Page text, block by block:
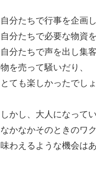
自分たちで行事を企画し
自分たちで必要な物資を
自分たちで声を出し集
物を売って騒いだり、
とても楽しかったでしょ
しかし、大人になって
なかなかそのときのワ
味わえるような機会は